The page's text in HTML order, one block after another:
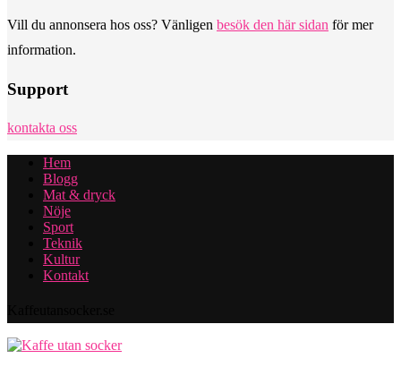
Vill du annonsera hos oss? Vänligen besök den här sidan för mer
information.
Support
kontakta oss
Hem
Blogg
Mat & dryck
Nöje
Sport
Teknik
Kultur
Kontakt